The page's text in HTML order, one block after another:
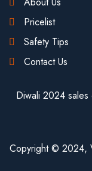
Pricelist
Safety Tips
Contact Us
Diwali 2024
Copyright © 2024,